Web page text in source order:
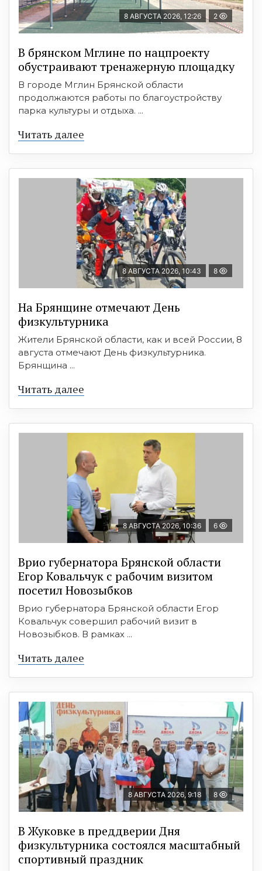
8 АВГУСТА 2026, 12:26 2
В брянском Мглине по нацпроекту
обустраивают тренажерную площадку
В городе Мглин Брянской области
продолжаются работы по благоустройству
парка культуры и отдыха. ...
Читать далее
8 АВГУСТА 2026, 10:43 8
На Брянщине отмечают День
физкультурника
Жители Брянской области, как и всей России, 8
августа отмечают День физкультурника.
Брянщина ...
Читать далее
8 АВГУСТА 2026, 10:36 6
Врио губернатора Брянской области
Егор Ковальчук с рабочим визитом
посетил Новозыбков
Врио губернатора Брянской области Егор
Ковальчук совершил рабочий визит в
Новозыбков. В рамках ...
Читать далее
8 АВГУСТА 2026, 9:18 8
В Жуковке в преддверии Дня
физкультурника состоялся масштабный
спортивный праздник